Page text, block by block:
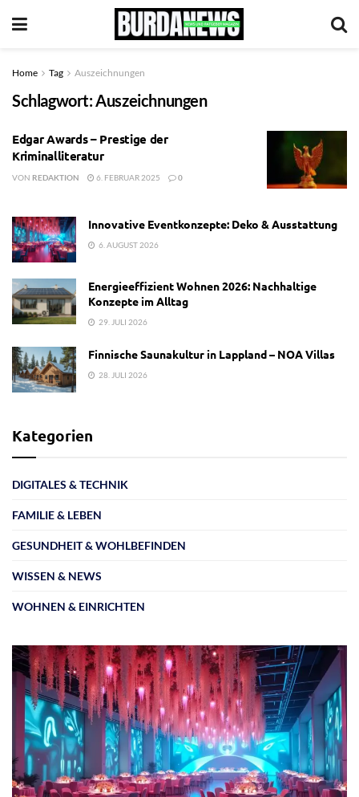
Home Tag Auszeichnungen
Schlagwort:Auszeichnungen
Edgar Awards – Prestige der
Kriminalliteratur
VON REDAKTION 6. FEBRUAR 2025 0
Innovative Eventkonzepte: Deko & Ausstattung
6. AUGUST 2026
Energieeffizient Wohnen 2026: Nachhaltige
Konzepte im Alltag
29. JULI 2026
Finnische Saunakultur in Lappland – NOA Villas
28. JULI 2026
Kategorien
DIGITALES & TECHNIK
FAMILIE & LEBEN
GESUNDHEIT & WOHLBEFINDEN
WISSEN & NEWS
WOHNEN & EINRICHTEN